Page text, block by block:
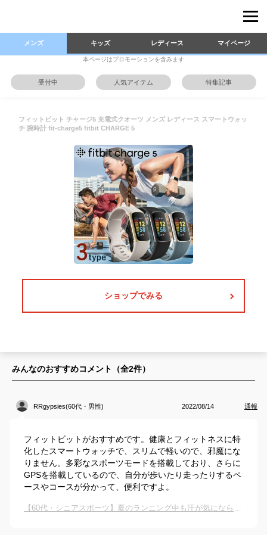
メンズ キッズ レディース マイページ
本ページはプロモーションを含みます
受付中 人気アイテム 特集記事
フィットビット チャージ5 充電式クオーツ メンズ レディース スマートウォッ
チ 腕時計 fit-charge5 fitbit CHARGE 5
ショップでみる
みんなのおすすめコメント（全2件）
RRgypsies(60代・男性) 2022/08/14 通報
フィットビットがおすすめです。健康とフィットネスに特
化したスマートウォッチで、スリムで軽いので、邪魔にな
りません。多彩なスポーツモードを搭載しており、さらに
GPSを搭載しているので、自分が歩いたり走ったりするペ
ースやコースが分かって、便利ですよ。
【60代・シニアスポーツ】夏のランニング中も汗が気にならず、快適に使える腕時計を教えて！